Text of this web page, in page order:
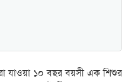
যাওয়া ১০ বছর বয়সী এক শিশুর